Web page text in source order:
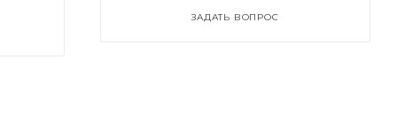
ЗАДАТЬ ВОПРОС